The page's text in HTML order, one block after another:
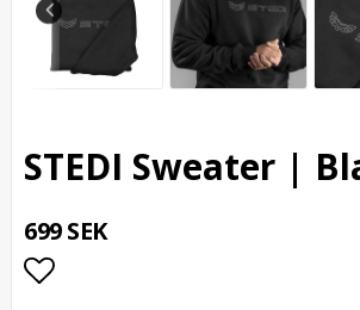
STEDI Sweater |
699 SEK